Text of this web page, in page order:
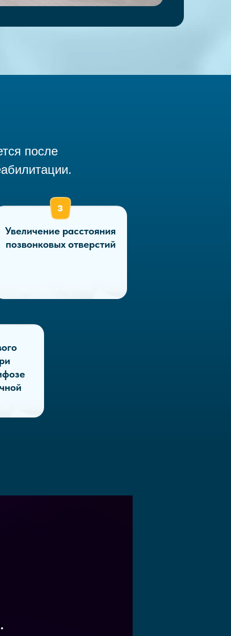
Увеличение расстояния
позвонковых отверстий
после